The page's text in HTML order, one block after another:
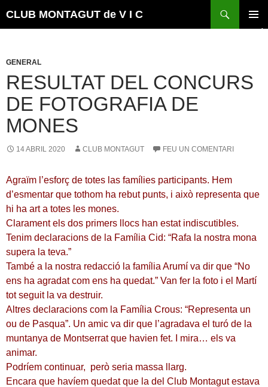
CLUB MONTAGUT de V I C
GENERAL
RESULTAT DEL CONCURS
DE FOTOGRAFIA DE
MONES
14 ABRIL 2020 CLUB MONTAGUT FEU UN COMENTARI
Agraïm l’esforç de totes las famílies participants. Hem
d’esmentar que tothom ha rebut punts, i això representa que
hi ha art a totes les mones.
Clarament els dos primers llocs han estat indiscutibles.
Tenim declaracions de la Família Cid: “Rafa la nostra mona
supera la teva.”
També a la nostra redacció la família Arumí va dir que “No
ens ha agradat com ens ha quedat.” Van fer la foto i el Martí
tot seguit la va destruir.
Altres declaracions com la Família Crous: “Representa un
ou de Pasqua”. Un amic va dir que l’agradava el turó de la
muntanya de Montserrat que havien fet. I mira… els va
animar.
Podríem continuar, però seria massa llarg.
Encara que havíem quedat que la del Club Montagut estava